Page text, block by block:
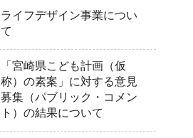
ライフデザイン事業につい
て
「宮崎県こども計画（仮
称）の素案」に対する意見
募集（パブリック・コメン
ト）の結果について